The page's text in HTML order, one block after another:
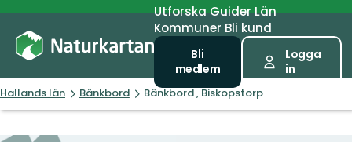
UtforskaGuiderLän
Kommuner Bli kund
Bli
medlem
Logga
in
Hallands län Bänkbord Bänkbord , Biskopstorp